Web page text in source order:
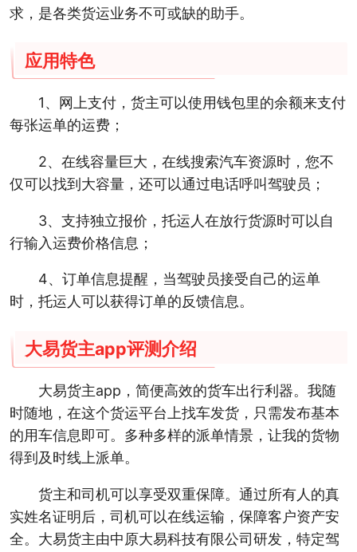
求，是各类货运业务不可或缺的助手。
应用特色
1、网上支付，货主可以使用钱包里的余额来支付
每张运单的运费；
2、在线容量巨大，在线搜索汽车资源时，您不
仅可以找到大容量，还可以通过电话呼叫驾驶员；
3、支持独立报价，托运人在放行货源时可以自
行输入运费价格信息；
4、订单信息提醒，当驾驶员接受自己的运单
时，托运人可以获得订单的反馈信息。
大易货主app评测介绍
大易货主app，简便高效的货车出行利器。我随
时随地，在这个货运平台上找车发货，只需发布基本
的用车信息即可。多种多样的派单情景，让我的货物
得到及时线上派单。
货主和司机可以享受双重保障。通过所有人的真
实姓名证明后，司机可以在线运输，保障客户资产安
全。大易货主由中原大易科技有限公司研发，特定驾